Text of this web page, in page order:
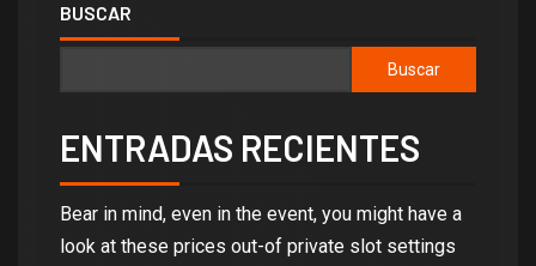
BUSCAR
Buscar
ENTRADAS RECIENTES
Bear in mind, even in the event, you might have a
look at these prices out-of private slot settings